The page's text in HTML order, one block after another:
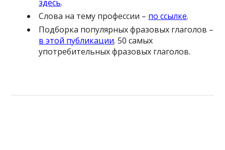
здесь.
Слова на тему профессии – по ссылке.
Подборка популярных фразовых глаголов –
в этой публикации. 50 самых
употребительных фразовых глаголов.